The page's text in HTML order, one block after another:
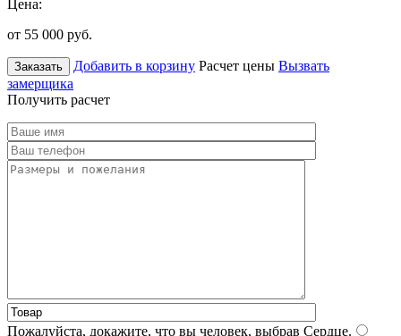
Цена:
от 55 000 руб.
Заказать Добавить в корзину Расчет цены Вызвать
замерщика
Получить расчет
Пожалуйста, докажите, что вы человек, выбрав Сердце.